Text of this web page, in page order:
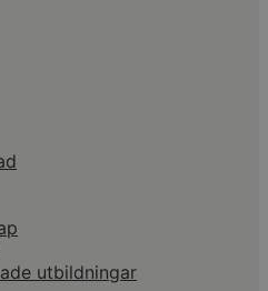
utbildningar